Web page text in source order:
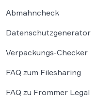
Abmahncheck
Datenschutzgenerator
Verpackungs-Checker
FAQ zum Filesharing
FAQ zu Frommer Legal